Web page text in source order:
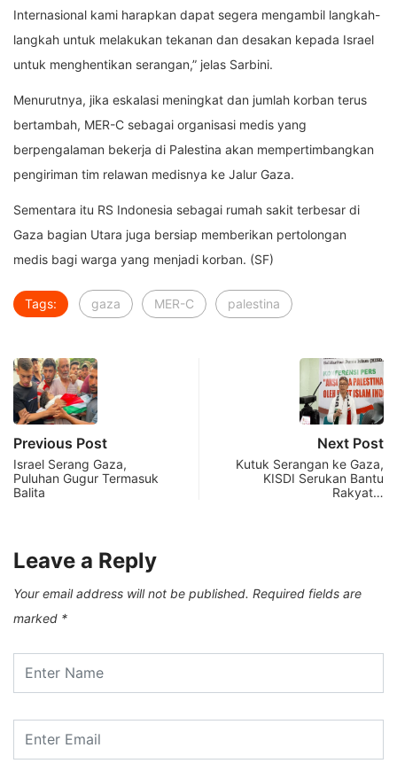
Internasional kami harapkan dapat segera mengambil langkah-
langkah untuk melakukan tekanan dan desakan kepada Israel
untuk menghentikan serangan,” jelas Sarbini.
Menurutnya, jika eskalasi meningkat dan jumlah korban terus
bertambah, MER-C sebagai organisasi medis yang
berpengalaman bekerja di Palestina akan mempertimbangkan
pengiriman tim relawan medisnya ke Jalur Gaza.
Sementara itu RS Indonesia sebagai rumah sakit terbesar di
Gaza bagian Utara juga bersiap memberikan pertolongan
medis bagi warga yang menjadi korban. (SF)
Tags: gaza MER-C palestina
Previous Post
Israel Serang Gaza,
Puluhan Gugur Termasuk
Balita
Next Post
Kutuk Serangan ke Gaza,
KISDI Serukan Bantu
Rakyat…
Leave a Reply
Your email address will not be published. Required fields are
marked *